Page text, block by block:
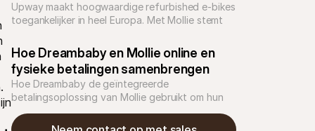
Upway maakt hoogwaardige refurbished e-bikes
toegankelijker in heel Europa. Met Mollie stemt
betaalvoorkeuren, bouwt het vertrouwen op en
versnelt het verdere groei.
Hoe Dreambaby en Mollie online en
fysieke betalingen samenbrengen
Hoe Dreambaby de geïntegreerde
betalingsoplossing van Mollie gebruikt om hun
verbinden